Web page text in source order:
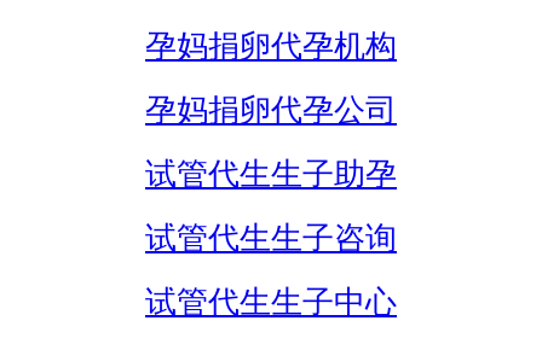
孕妈捐卵代孕机构
孕妈捐卵代孕公司
试管代生生子助孕
试管代生生子咨询
试管代生生子中心